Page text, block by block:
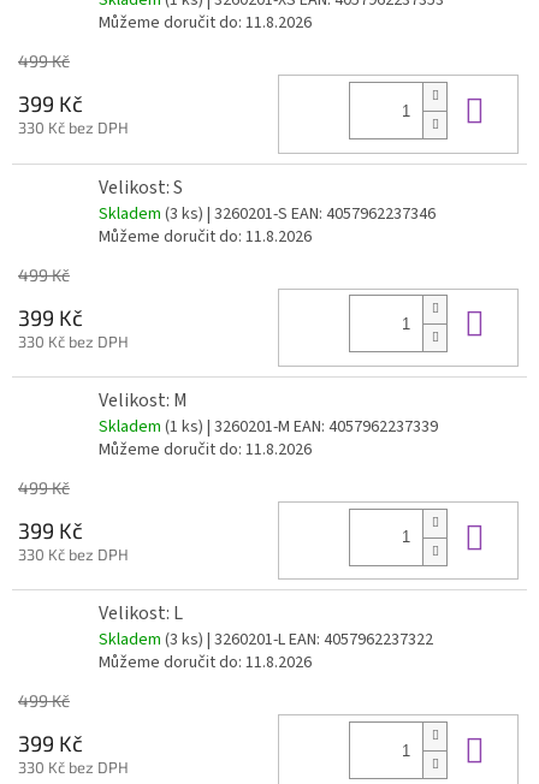
Můžeme doručit do: 11.8.2026
499 Kč
399 Kč
330 Kč bez DPH
Velikost: S
Skladem (3 ks) | 3260201-S EAN: 4057962237346
Můžeme doručit do: 11.8.2026
499 Kč
399 Kč
330 Kč bez DPH
Velikost: M
Skladem (1 ks) | 3260201-M EAN: 4057962237339
Můžeme doručit do: 11.8.2026
499 Kč
399 Kč
330 Kč bez DPH
Velikost: L
Skladem (3 ks) | 3260201-LEAN: 4057962237322
Můžeme doručit do: 11.8.2026
499 Kč
399 Kč
330 Kč bez DPH